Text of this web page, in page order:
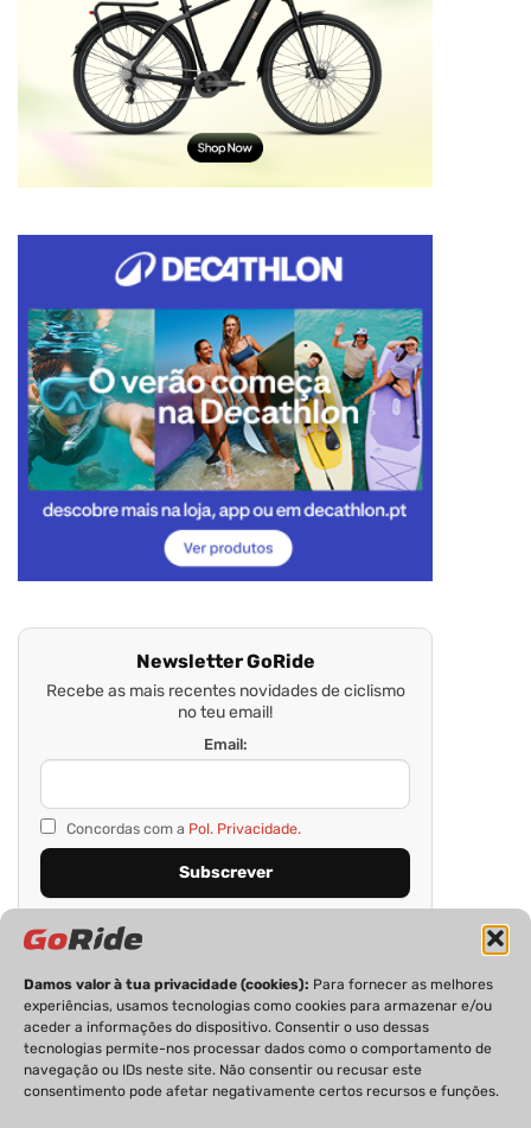
Damos valor à tua privacidade (cookies): Para fornecer as melhores
experiências, usamos tecnologias como cookies para armazenar e/ou
aceder a informações do dispositivo. Consentir o uso dessas
tecnologias permite-nos processar dados como o comportamento de
navegação ou IDs neste site. Não consentir ou recusar este
consentimento pode afetar negativamente certos recursos e funções.
Newsletter GoRide
Recebe as mais recentes novidades de ciclismo
no teu email!
Email:
Concordas com a Pol. Privacidade.
PRIVACIDADE FICHA TÉCNICA
ESTATUTO EDITORIAL